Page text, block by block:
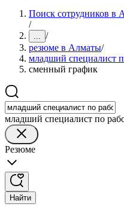
Поиск сотрудников в
/
... /
резюме в Алматы/
младший специалист
сменный график
младший специалист по
Резюме
Найти